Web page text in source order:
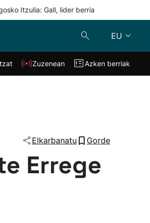
Itzulia: Gall, lider berria
EU
Klisk Zuzenean
Zuzenean Azken berriak
Elkarbanatu Gorde
Errege